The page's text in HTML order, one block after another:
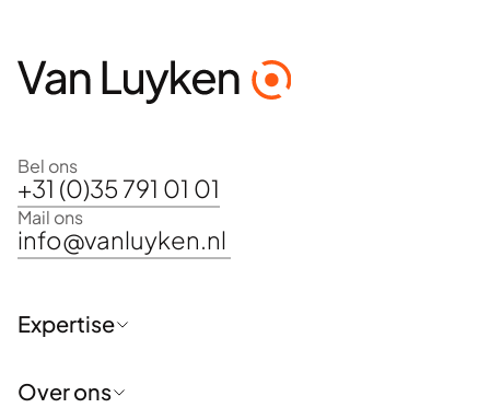
Bel ons
+31 (0)35 791 01 01
Mail ons
info@vanluyken.nl
Expertise
Communicatiestrategie en -advies
Over ons